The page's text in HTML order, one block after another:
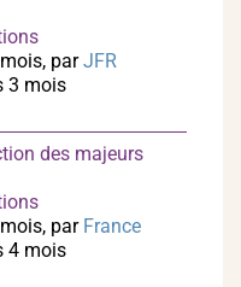
parJFR
3 mois
des majeurs
par France
4 mois